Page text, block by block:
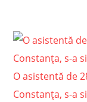
O asistentă de
Constanța, s-a